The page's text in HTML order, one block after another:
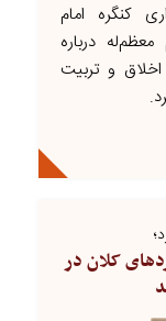
کنگره امام
درباره
و تربیت
کلان در